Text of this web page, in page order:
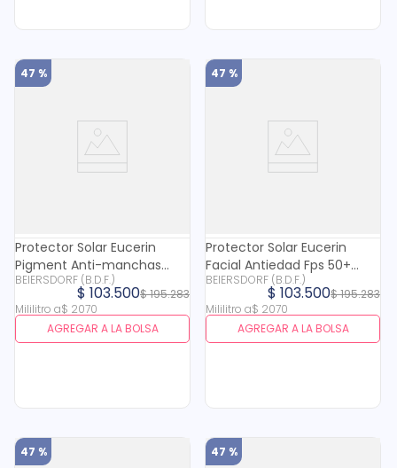
47 %
Protector Solar Eucerin
Pigment Anti-manchas
Control Tono Claro Fps 50 X
50 Ml
BEIERSDORF (B.D.F.)
$195.283
$ 103.500
Mililitro a$ 2070
AGREGAR A LA BOLSA
47 %
Protector Solar Eucerin
Facial Antiedad Fps 50+
Tono Claro X 50 Ml
BEIERSDORF (B.D.F.)
$195.283
$ 103.500
Mililitro a$ 2070
AGREGAR A LA BOLSA
47 % 47 %